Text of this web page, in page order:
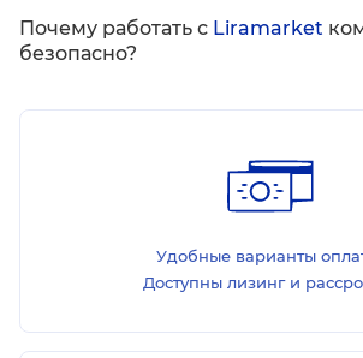
Почему работать с Liramarket
безопасно?
Удобные варианты
Доступны лизинг и